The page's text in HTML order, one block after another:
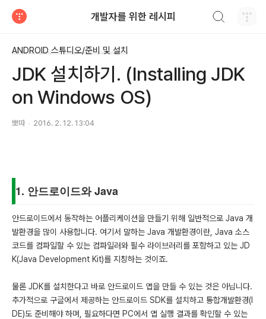
개발자를 위한 레시피
ANDROID 스튜디오/준비 및 설치
JDK 설치하기. (Installing JDK
on Windows OS)
뽀따 2016. 2. 12. 13:04
1. 안드로이드와 Java
안드로이드에서 동작하는 어플리케이션을 만들기 위해 일반적으로 Java 개
발환경을 많이 사용합니다. 여기서 말하는 Java 개발환경이란, Java 소스
코드를 컴파일할 수 있는 컴파일러와 필수 라이브러리를 포함하고 있는 JD
K(Java Development Kit)를 지칭하는 것이죠.
물론 JDK를 설치한다고 바로 안드로이드 앱을 만들 수 있는 것은 아닙니다.
추가적으로 구글에서 제공하는 안드로이드 SDK를 설치하고 통합개발환경(I
DE)도 준비해야 하며, 필요하다면 PC에서 앱 실행 결과를 확인할 수 있는